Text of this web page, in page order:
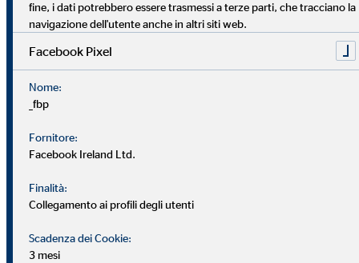
Allena le soft skills
Nell'ambito del piano di carriera vengono allenate anche le
tue abilità sociali e personali, in modo da renderti un forte
più alti, inoltre, ci si concentra sulle capacità di leadership.
fine, i dati potrebbero essere trasmessi a terze parti, che tracciano la
navigazione dell'utente anche in altri siti web.
Facebook Pixel
Nome:
_fbp
Fornitore:
Facebook Ireland Ltd.
Finalità:
Collegamento ai profili degli utenti
Scadenza dei Cookie:
3 mesi